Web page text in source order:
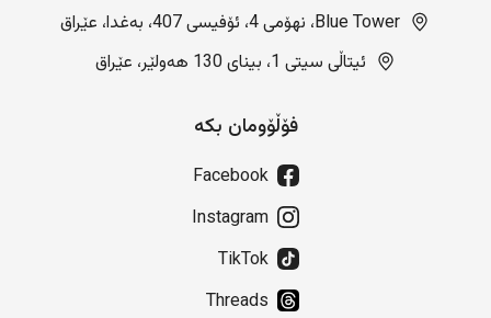
Blue Tower، نهۆمی 4، ئۆفیسی 407، بەغدا، عێراق
ئیتاڵی سیتی 1، بینای 130 هەولێر، عێراق
فۆڵۆومان بکە
Facebook
Instagram
TikTok
Threads